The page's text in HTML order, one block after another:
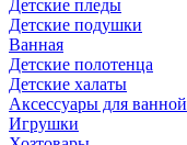
Детские пледы
Детские подушки
Ванная
Детские полотенца
Детские халаты
Аксессуары для ванной
Игрушки